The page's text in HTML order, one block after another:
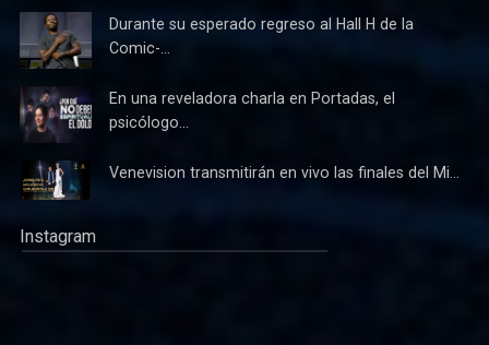
Durante su esperado regreso al Hall H de la
Comic-...
En una reveladora charla en Portadas, el
psicólogo...
Venevision transmitirán en vivo las finales del Mi...
Instagram